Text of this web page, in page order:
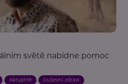
světě nabídne pomoc
Aktuálně Duševní zdraví